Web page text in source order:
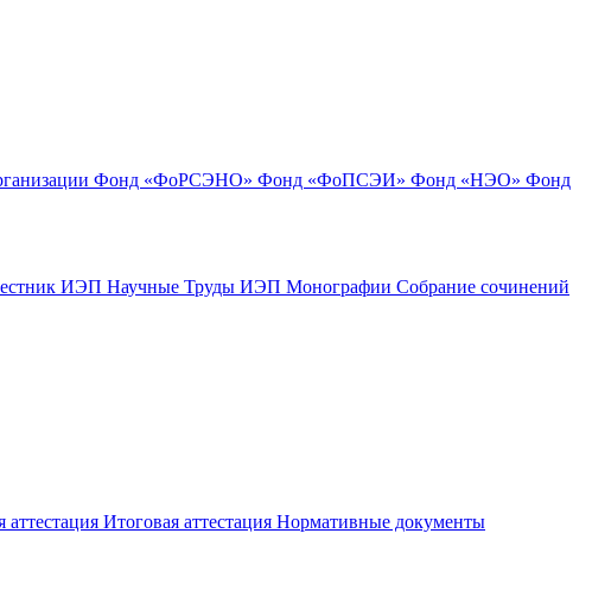
Фонд «ФоРСЭНО» Фонд «ФоПСЭИ» Фонд «НЭО» Фонд
ИЭП Научные Труды ИЭП Монографии Собрание сочинений
аттестация Итоговая аттестация Нормативные документы